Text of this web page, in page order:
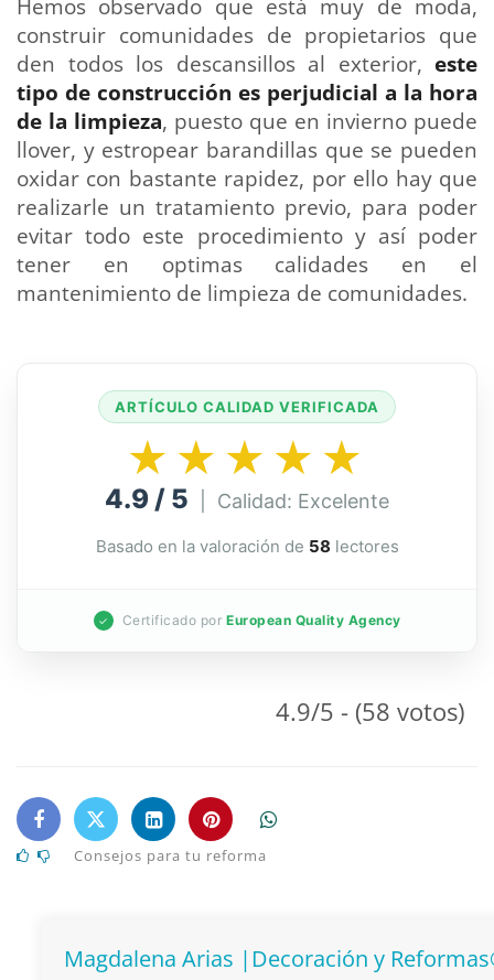
Hemos observado que está muy de moda,
construir comunidades de propietarios que
den todos los descansillos al exterior, este
tipo de construcción es perjudicial a la hora
de la limpieza, puesto que en invierno puede
llover, y estropear barandillas que se pueden
oxidar con bastante rapidez, por ello hay que
realizarle un tratamiento previo, para poder
evitar todo este procedimiento y así poder
tener en optimas calidades en el
mantenimiento de limpieza de comunidades.
ARTÍCULO CALIDAD VERIFICADA
★★★★★
4.9 / 5 | Calidad: Excelente
Basado en la valoración de 58 lectores
✓ Certificado por European Quality Agency
4.9/5 - (58 votos)
Consejos para tu reforma
Magdalena Arias |Decoración y